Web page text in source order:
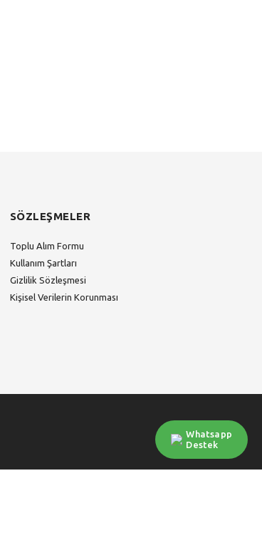
SÖZLEŞMELER
Toplu Alım Formu
Kullanım Şartları
Gizlilik Sözleşmesi
Kişisel Verilerin Korunması
Whatsapp
Destek